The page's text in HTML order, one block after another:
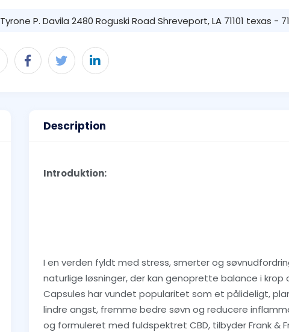
Tyrone P. Davila 2480 Roguski Road Shreveport, LA 71101 texas -
Description
Introduktion:
I en verden fyldt med stress, smerter og
naturlige løsninger, der kan genoprette balance i krop
Capsules har vundet popularitet som et pålideligt,
lindre angst, fremme bedre søvn og reducere
og formuleret med fuldspektret CBD, tilbyder Frank &